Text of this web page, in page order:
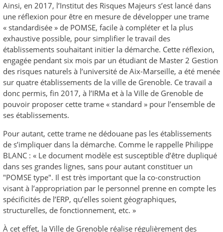
Ainsi, en 2017, l’Institut des Risques Majeurs s’est lancé dans
une réflexion pour être en mesure de développer une trame
« standardisée » de POMSE, facile à compléter et la plus
exhaustive possible, pour simplifier le travail des
établissements souhaitant initier la démarche. Cette réflexion,
engagée pendant six mois par un étudiant de Master 2 Gestion
des risques naturels à l’université de Aix-Marseille, a été menée
sur quatre établissements de la ville de Grenoble. Ce travail a
donc permis, fin 2017, à l’IRMa et à la Ville de Grenoble de
pouvoir proposer cette trame « standard » pour l’ensemble de
ses établissements.
Pour autant, cette trame ne dédouane pas les établissements
de s’impliquer dans la démarche. Comme le rappelle Philippe
BLANC : « Le document modèle est susceptible d’être dupliqué
dans ses grandes lignes, sans pour autant constituer un
"POMSE type". Il est très important que la co-construction
visant à l’appropriation par le personnel prenne en compte les
spécificités de l’ERP, qu’elles soient géographiques,
structurelles, de fonctionnement, etc. »
À cet effet, la Ville de Grenoble réalise régulièrement des